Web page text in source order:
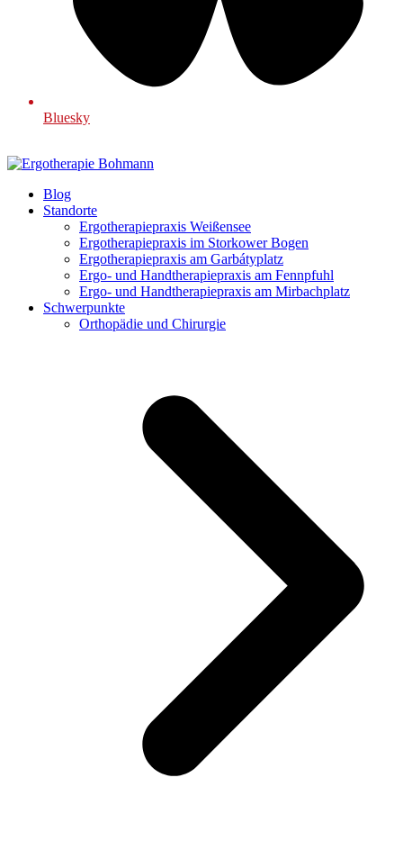
Bluesky
Blog
Standorte
Ergotherapiepraxis Weißensee
Ergotherapiepraxis im Storkower Bogen
Ergotherapiepraxis am Garbátyplatz
Ergo- und Handtherapiepraxis am Fennpfuhl
Ergo- und Handtherapiepraxis am Mirbachplatz
Schwerpunkte
Orthopädie und Chirurgie